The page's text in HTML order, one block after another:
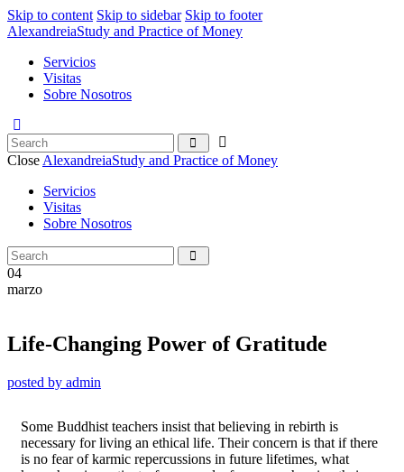
Skip to content Skip to sidebar Skip to footer
AlexandreiaStudy and Practice of Money
Servicios
Visitas
Sobre Nosotros
Close AlexandreiaStudy and Practice of Money
Servicios
Visitas
Sobre Nosotros
04
marzo
Life-Changing Power of Gratitude
posted by admin
Some Buddhist teachers insist that believing in rebirth is
necessary for living an ethical life. Their concern is that if there
is no fear of karmic repercussions in future lifetimes, what